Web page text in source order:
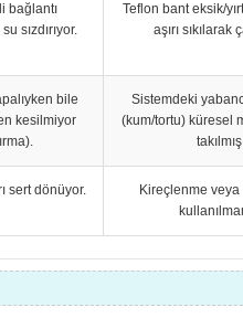
bağlantı
sızdırıyor.
Teflon bant eksik/
aşırı sıkılarak
bile
kesilmiyor
Sistemdeki
(kum/tortu) küresel
sert dönüyor.
Kireçlenme